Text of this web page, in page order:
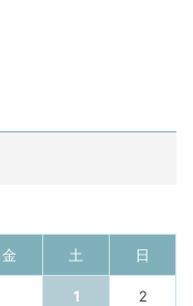
金 土 日
1 2